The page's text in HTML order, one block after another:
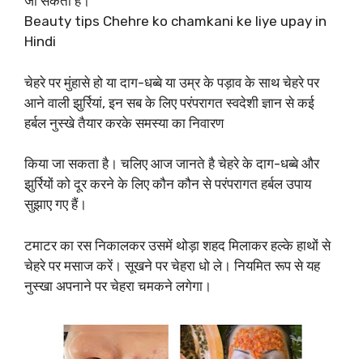
Beauty tips Chehre ko chamkani ke liye upay in
Hindi
चेहरे पर मुंहासे हो या दाग-धब्बे या उम्र के पड़ाव के साथ चेहरे पर
आने वाली झुर्रियां, इन सब के लिए परंपरागत स्वदेशी ज्ञान से कई
हर्बल नुस्खे तैयार करके समस्या का निवारण
किया जा सकता है। चलिए आज जानते है चेहरे के दाग-धब्बे और
झुर्रियों को दूर करने के लिए कौन कौन से परंपरागत हर्बल उपाय
सुझाए गए हैं।
टमाटर का रस निकालकर उसमें थोड़ा शहद मिलाकर हल्के हाथों से
चेहरे पर मसाज करें। सूखने पर चेहरा धो ले। नियमित रूप से यह
नुस्खा अपनाने पर चेहरा चमकने लगेगा।